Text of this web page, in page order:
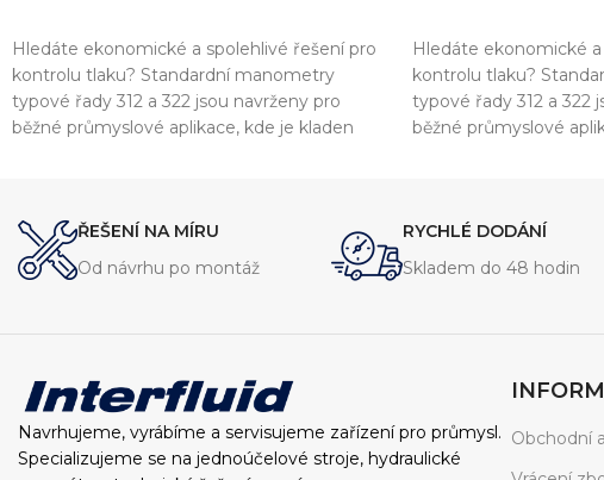
Hledáte ekonomické a spolehlivé řešení pro
kontrolu tlaku? Standardní manometry
typové řady 312 a 322 jsou navrženy pro
běžné průmyslové aplikace, kde je kladen
Hledáte ekonomické
kontrolu tlaku?
typové řady 312 a 322
běžné průmyslové
ŘEŠENÍ NA MÍRU
Od návrhu po montáž
RYCHLÉ DODÁNÍ
Skladem do 48 hodin
Navrhujeme, vyrábíme a servisujeme zařízení pro průmysl.
Specializujeme se na jednoúčelové stroje, hydraulické
Obchodní